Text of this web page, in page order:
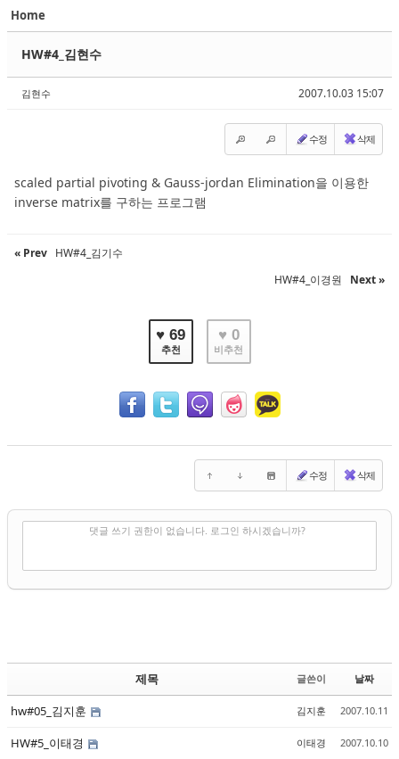
Home
2007.10.03 15:07
HW#4_김현수
김현수
수정 삭제
scaled partial pivoting & Gauss-jordan Elimination을 이용한
inverse matrix를 구하는 프로그램
« Prev HW#4_김기수
HW#4_이경원
Next »
♥ 69
추천
♥ 0
비추천
수정 삭제
댓글 쓰기 권한이 없습니다. 로그인 하시겠습니까?
제목 글쓴이 날짜
hw#05_김지훈 김지훈 2007.10.11
HW#5_이태경 이태경 2007.10.10
Sketchbook5, 스케치북5
Sketchbook5, 스케치북5
Sketchbook5, 스케치북5
Sketchbook5, 스케치북5